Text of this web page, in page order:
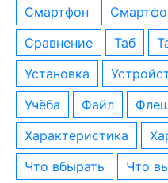
смартфон
сравнение
таб
установка
учёба
файл
характеристика
что вбырать
что